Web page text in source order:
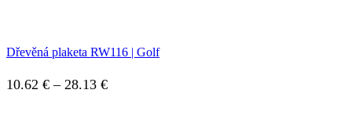
through
28.13 €
Dřevěná plaketa RW116 | Golf
10.62 € – 28.13 €Price